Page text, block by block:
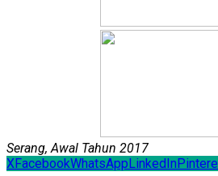
Serang, Awal Tahun 2017
XFacebookWhatsApp LinkedIn